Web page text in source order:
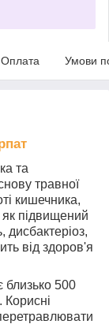
Оплата Умови
та
травної
кишечника,
підвищений
від здоров'я
500
Корисні